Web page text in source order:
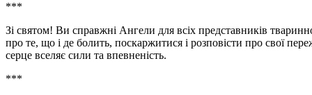
***
Зі святом! Ви справжні Ангели для всіх представників
про те, що і де болить, поскаржитися і розповісти про свої
серце вселяє сили та впевненість.
***